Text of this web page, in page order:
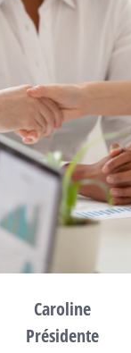
Caroline
Présidente